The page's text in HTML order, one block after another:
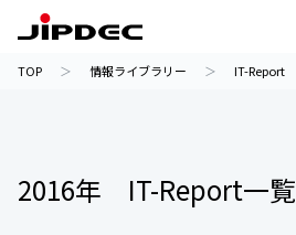
TOP 情報ライブラリー IT-Report
2016年 IT-Report一覧